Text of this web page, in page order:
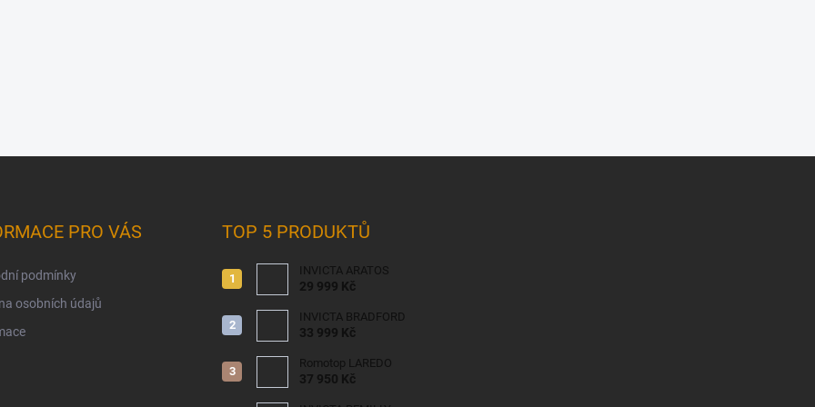
PRO VÁS
podmínky
osobních údajů
TOP 5 PRODUKTŮ
INVICTA ARATOS
29 999 Kč
INVICTA BRADFORD
33 999 Kč
Romotop LAREDO
37 950 Kč